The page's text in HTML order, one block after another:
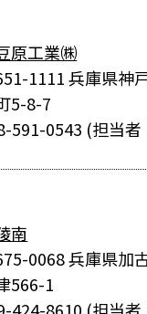
原工業㈱
1111 兵庫県神
5-8-7
591-0543 (担当者
南
0068 兵庫県加
566-1